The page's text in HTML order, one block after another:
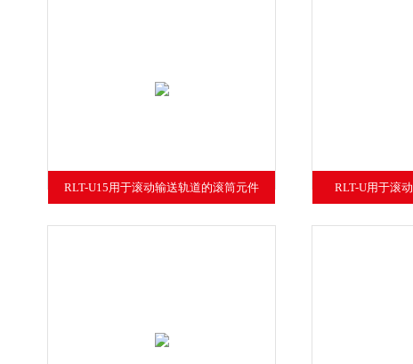
RLT-U15用于滚动输送轨道的滚筒元件 RLT-U用于滚